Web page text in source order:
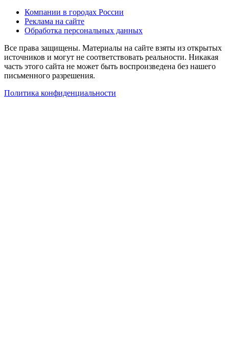
Компании в городах России
Реклама на сайте
Обработка персональных данных
Все права защищены. Материалы на сайте взяты из открытых
источников и могут не соответствовать реальности. Никакая
часть этого сайта не может быть воспроизведена без нашего
письменного разрешения.
Политика конфиденциальности